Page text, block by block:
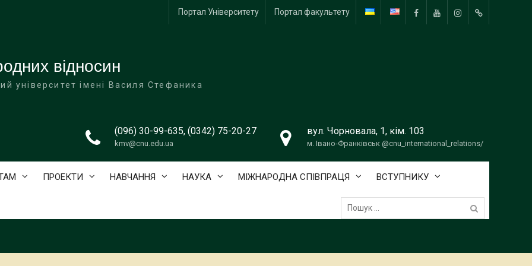
YouTubeInstagramTelegram
Портал Університету Портал факультету
відносин
університет імені Василя Стефаника
(096) 30-99-635, (0342) 75-20-27
kmv@cnu.edu.ua
вул. Чорновала, 1, кім. 103
м. Івано-Франківськ @cnu_international_relations/
ПРОЕКТИ НАВЧАННЯ НАУКА МІЖНАРОДНА СПІВПРАЦЯ ВСТУПНИКУ
Пошук: